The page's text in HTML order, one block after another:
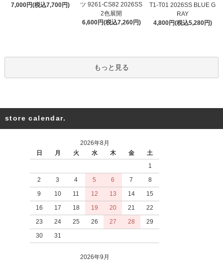
7,000円(税込7,700円)
ツ 9261-CS82 2026SS
2色展開
6,600円(税込7,260円)
T1-T01 2026SS BLUE G
RAY
4,800円(税込5,280円)
もっと見る
store calendar.
2026年8月
日
月 火 水 木 金
土
1
2
3 4 5 6 7
8
9
10 11 12 13 14
15
16
17 18 19 20 21
22
23
24 25 26 27 28
29
30
31
2026年9月